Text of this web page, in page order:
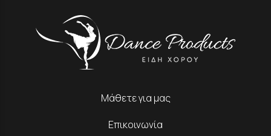
Μάθετε για μας
Επικοινωνία